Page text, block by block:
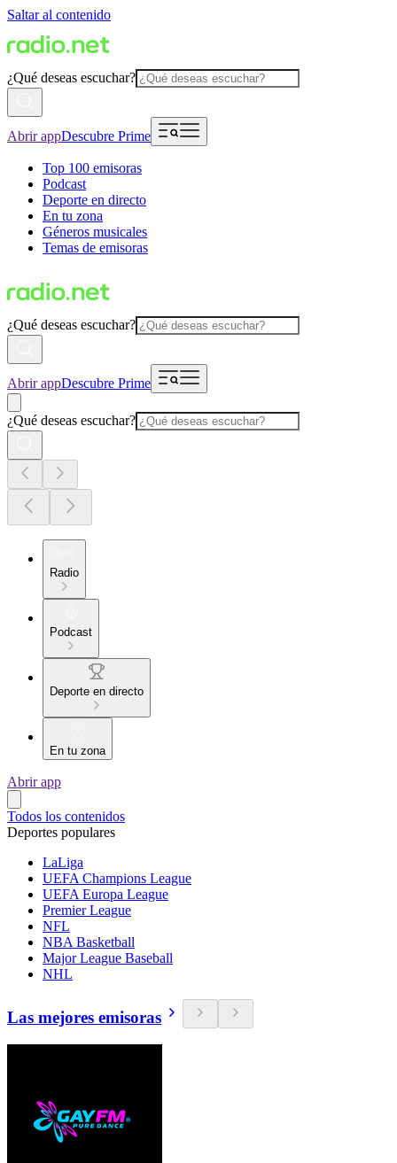
Saltar al contenido
¿Qué deseas escuchar?
Abrir appDescubre Prime
Top 100 emisoras
Podcast
Deporte en directo
En tu zona
Géneros musicales
Temas de emisoras
¿Qué deseas escuchar?
Abrir appDescubre Prime
¿Qué deseas escuchar?
Radio
Podcast
Deporte en directo
En tu zona
Abrir app
Todos los contenidos
Deportes populares
LaLiga
UEFA Champions League
UEFA Europa League
Premier League
NFL
NBA Basketball
Major League Baseball
NHL
Las mejores emisoras